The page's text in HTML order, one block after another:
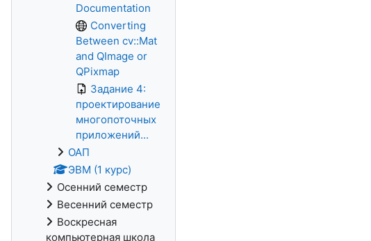
Documentation
Converting
Between cv::Mat
and QImage or
QPixmap
Задание 4:
проектирование
многопоточных
приложений...
ОАП
ЭВМ (1 курс)
Осенний семестр
Весенний семестр
Воскресная
компьютерная школа